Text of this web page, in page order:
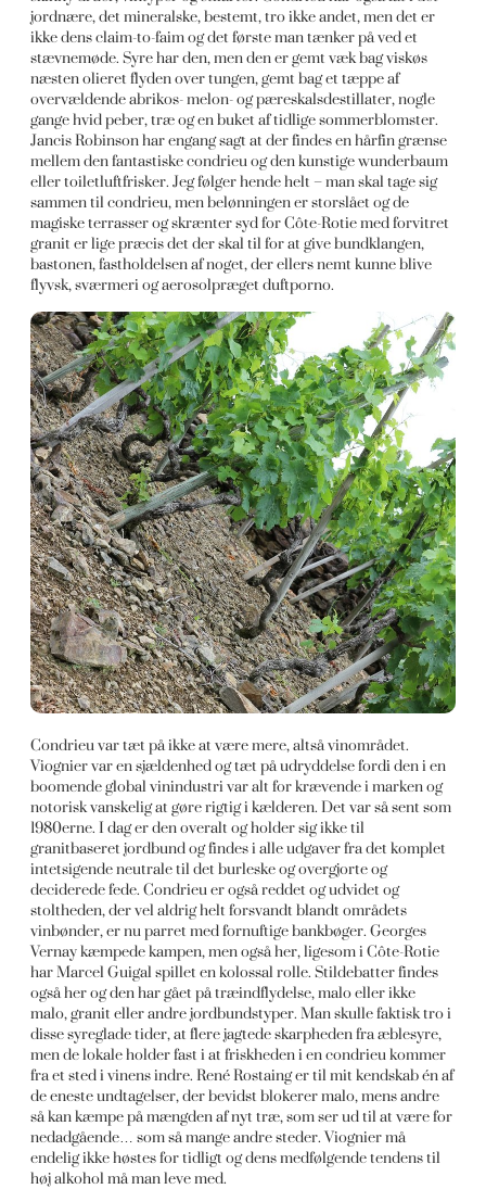
jordnære, det mineralske, bestemt, tro ikke andet, men det er
ikke dens claim-to-faim og det første man tænker på ved et
stævnemøde. Syre har den, men den er gemt væk bag viskøs
næsten olieret flyden over tungen, gemt bag et tæppe af
overvældende abrikos- melon- og pæreskalsdestillater, nogle
gange hvid peber, træ og en buket af tidlige sommerblomster.
Jancis Robinson har engang sagt at der findes en hårfin grænse
mellem den fantastiske condrieu og den kunstige wunderbaum
eller toiletluftfrisker. Jeg følger hende helt – man skal tage sig
sammen til condrieu, men belønningen er storslået og de
magiske terrasser og skrænter syd for Côte-Rotie med forvitret
granit er lige præcis det der skal til for at give bundklangen,
bastonen, fastholdelsen af noget, der ellers nemt kunne blive
flyvsk, sværmeri og aerosolpræget duftporno.
Condrieu var tæt på ikke at være mere, altså vinområdet.
Viognier var en sjældenhed og tæt på udryddelse fordi den i en
boomende global vinindustri var alt for krævende i marken og
notorisk vanskelig at gøre rigtig i kælderen. Det var så sent som
1980erne. I dag er den overalt og holder sig ikke til
granitbaseret jordbund og findes i alle udgaver fra det komplet
intetsigende neutrale til det burleske og overgjorte og
deciderede fede. Condrieu er også reddet og udvidet og
stoltheden, der vel aldrig helt forsvandt blandt områdets
vinbønder, er nu parret med fornuftige bankbøger. Georges
Vernay kæmpede kampen, men også her, ligesom i Côte-Rotie
har Marcel Guigal spillet en kolossal rolle. Stildebatter findes
også her og den har gået på træindflydelse, malo eller ikke
malo, granit eller andre jordbundstyper. Man skulle faktisk tro i
disse syreglade tider, at flere jagtede skarpheden fra æblesyre,
men de lokale holder fast i at friskheden i en condrieu kommer
fra et sted i vinens indre. René Rostaing er til mit kendskab én af
de eneste undtagelser, der bevidst blokerer malo, mens andre
så kan kæmpe på mængden af nyt træ, som ser ud til at være for
nedadgående… som så mange andre steder. Viognier må
endelig ikke høstes for tidligt og dens medfølgende tendens til
høj alkohol må man leve med.